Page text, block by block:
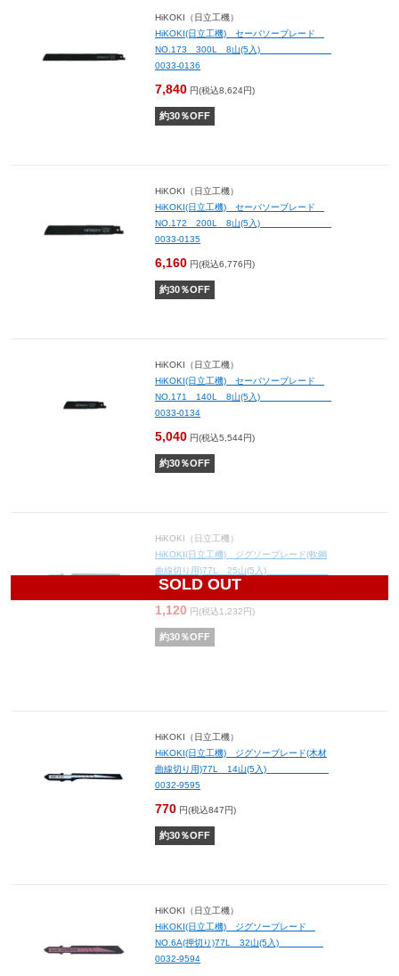
HiKOKI（日立工機）
HiKOKI(日立工機) セーバソーブレード
NO.173 300L 8山(5入)
0033-0136
7,840 円(税込8,624円)
約30％OFF
HiKOKI（日立工機）
HiKOKI(日立工機) セーバソーブレード
NO.172 200L 8山(5入)
0033-0135
6,160 円(税込6,776円)
約30％OFF
HiKOKI（日立工機）
HiKOKI(日立工機) セーバソーブレード
NO.171 140L 8山(5入)
0033-0134
5,040 円(税込5,544円)
約30％OFF
SOLD OUT
HiKOKI（日立工機）
HiKOKI(日立工機) ジグソーブレード(軟鋼
曲線切り用)77L 25山(5入)
0032-9596
1,120 円(税込1,232円)
約30％OFF
HiKOKI（日立工機）
HiKOKI(日立工機) ジグソーブレード(木材
曲線切り用)77L 14山(5入)
0032-9595
770 円(税込847円)
約30％OFF
HiKOKI（日立工機）
HiKOKI(日立工機) ジグソーブレード
NO.6A(押切り)77L 32山(5入)
0032-9594